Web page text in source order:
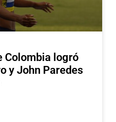
Colombia logró
y John Paredes